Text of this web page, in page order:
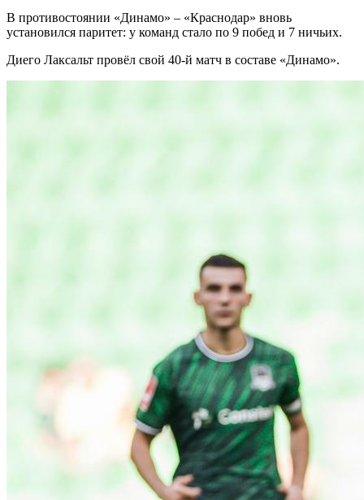
В противостоянии «Динамо» – «Краснодар» вновь
установился паритет: у команд стало по 9 побед и 7 ничьих.
Диего Лаксальт провёл свой 40-й матч в составе «Динамо».